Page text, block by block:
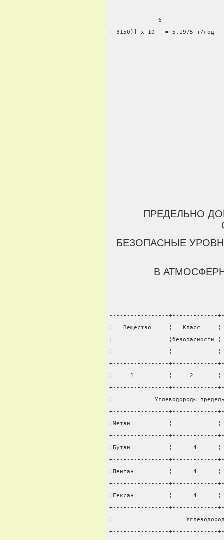
             -6
+ 3150)] x 10   = 5,1975 т/год
ПРЕДЕЛЬНО
БЕЗОПАСНЫЕ
В
-----------------+-------------
¦   Вещество     ¦   Класс
¦                ¦безопасности
¦                ¦             ¦
+----------------+-------------
¦     1          ¦     2
+----------------+-------------
¦            Углеводороды
+----------------+-------------
¦Метан           ¦
+----------------+-------------
¦Бутан           ¦      4
+----------------+-------------
¦Пентан          ¦      4
+----------------+-------------
¦Гексан          ¦      4
+----------------+-------------
¦
+----------------+-------------